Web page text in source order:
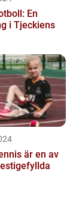
En
i Tjeckiens
är en av